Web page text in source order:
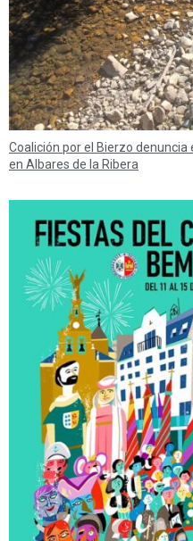
Coalición por el Bierzo
en Albares de la Ribera